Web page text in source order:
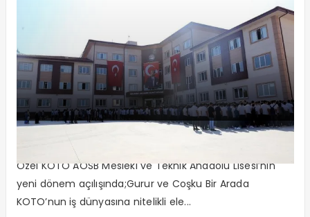
Özel KOTO AOSB Mesleki ve Teknik Anadolu Lisesi’nin
yeni dönem açılışında;Gurur ve Coşku Bir Arada
KOTO’nun iş dünyasına nitelikli ele...